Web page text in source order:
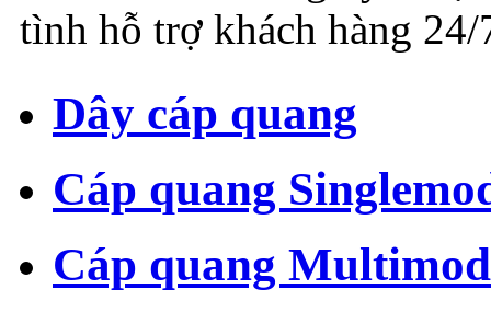
tình hỗ trợ khách hàng
Dây cáp quang
Cáp quang
Cáp quang